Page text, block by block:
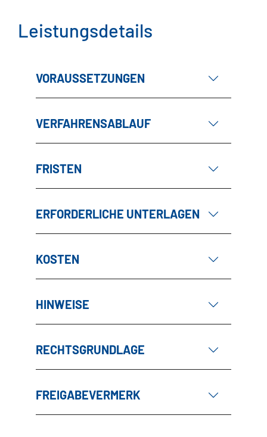
Leistungsdetails
VORAUSSETZUNGEN
VERFAHRENSABLAUF
FRISTEN
ERFORDERLICHE UNTERLAGEN
KOSTEN
HINWEISE
RECHTSGRUNDLAGE
FREIGABEVERMERK